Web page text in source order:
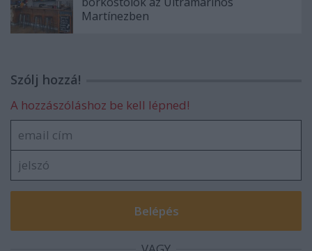
Martínezben
Szólj hozzá!
A hozzászóláshoz be kell lépned!